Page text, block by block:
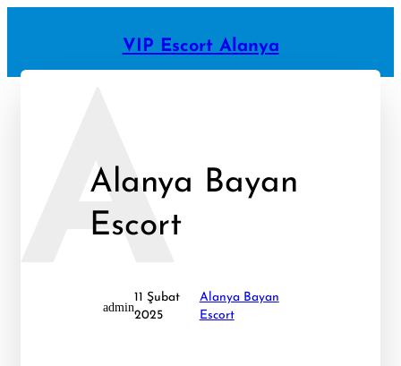
VIP Escort Alanya
A
Alanya Bayan
Escort
admin
11 Şubat
2025
Alanya Bayan
Escort